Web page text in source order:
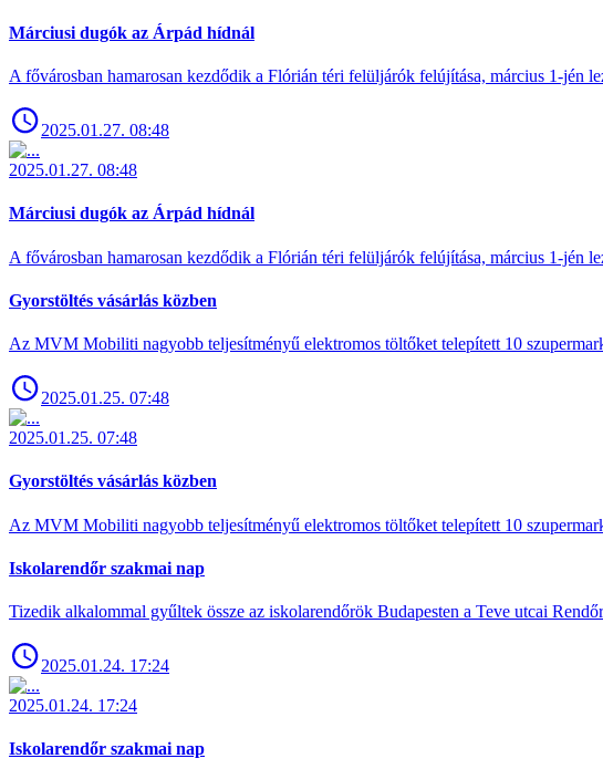
Márciusi dugók az Árpád hídnál
A fővárosban hamarosan kezdődik a Flórián téri felüljárók felújítása, március 1-jén
2025.01.27. 08:48
2025.01.27. 08:48
Márciusi dugók az Árpád hídnál
A fővárosban hamarosan kezdődik a Flórián téri felüljárók felújítása, március 1-jén
Gyorstöltés vásárlás közben
Az MVM Mobiliti nagyobb teljesítményű elektromos töltőket telepített 10
2025.01.25. 07:48
2025.01.25. 07:48
Gyorstöltés vásárlás közben
Az MVM Mobiliti nagyobb teljesítményű elektromos töltőket telepített 10
Iskolarendőr szakmai nap
Tizedik alkalommal gyűltek össze az iskolarendőrök Budapesten a Teve utcai
2025.01.24. 17:24
2025.01.24. 17:24
Iskolarendőr szakmai nap